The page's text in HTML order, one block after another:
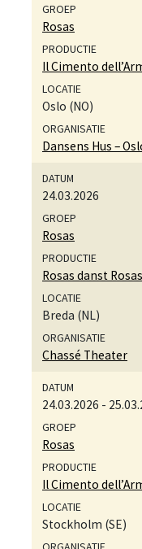
Rosas
Il Cimento
Oslo (NO)
Dansens Hus –
24.03.2026
Rosas
Rosas danst Rosas
Breda (NL)
Chassé Theater
24.03.2026 -
Rosas
Il Cimento
Stockholm (SE)